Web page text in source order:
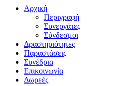
Αρχική
Περιγραφή
Συνεργάτες
Σύνδεσμοι
Δραστηριότητες
Παραστάσεις
Συνέδρια
Επικοινωνία
Δωρεές